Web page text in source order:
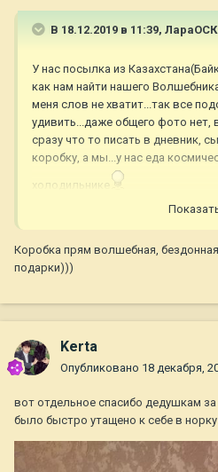
В 18.12.2019 в 11:39, ЛараОСК
У нас посылка из
как нам найти нашего
меня слов не хватит...так все
удивить...даже общего фото нет,
сразу что то писать в дневник,
коробку, а мы...у нас еда
холодильнике
Коробка прям волшебная,
подарки)))
Kerta
Опубликовано 18 декабря,
вот отдельное спасибо дедушкам
было быстро утащено к себе в норку